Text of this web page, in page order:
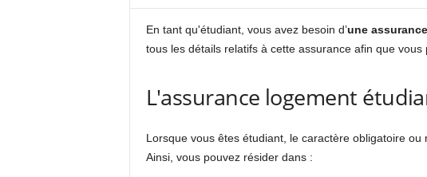
En tant qu'étudiant, vous avez besoin d’une
tous les détails relatifs à cette assurance afin que
L'assurance logement
Lorsque vous êtes étudiant, le caractère obligatoire ou
Ainsi, vous pouvez résider dans :